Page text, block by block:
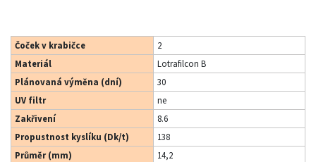
Čoček v krabičce
2
Materiál
Lotrafilcon B
Plánovaná výměna (dní)
30
UV filtr
ne
Zakřivení
8.6
Propustnost kyslíku (Dk/t)
138
Průměr (mm)
14,2